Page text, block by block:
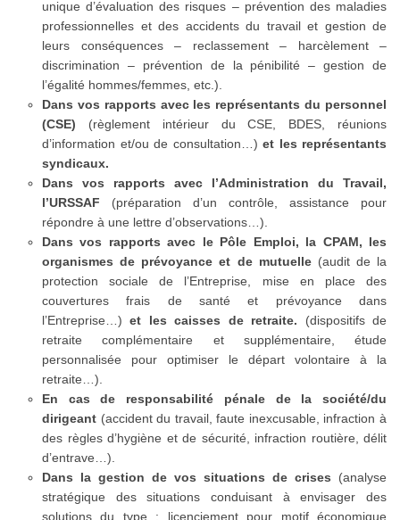
unique d’évaluation des risques – prévention des maladies
professionnelles et des accidents du travail et gestion de
leurs conséquences – reclassement – harcèlement –
discrimination – prévention de la pénibilité – gestion de
l’égalité hommes/femmes, etc.).
Dans vos rapports avec les représentants du personnel
(CSE) (règlement intérieur du CSE, BDES, réunions
d’information et/ou de consultation…) et les représentants
syndicaux.
Dans vos rapports avec l’Administration du Travail,
l’URSSAF (préparation d’un contrôle, assistance pour
répondre à une lettre d’observations…).
Dans vos rapports avec le Pôle Emploi, la CPAM, les
organismes de prévoyance et de mutuelle (audit de la
protection sociale de l’Entreprise, mise en place des
couvertures frais de santé et prévoyance dans
l’Entreprise…)et les caisses de retraite. (dispositifs de
retraite complémentaire et supplémentaire, étude
personnalisée pour optimiser le départ volontaire à la
retraite…).
En cas de responsabilité pénale de la société/du
dirigeant (accident du travail, faute inexcusable, infraction à
des règles d’hygiène et de sécurité, infraction routière, délit
d’entrave…).
Dans la gestion de vos situations de crises (analyse
stratégique des situations conduisant à envisager des
solutions du type : licenciement pour motif économique